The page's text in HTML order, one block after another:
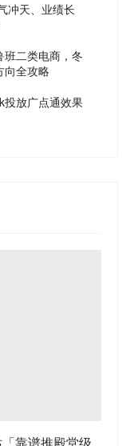
冲天、业绩长
班二类电商，冬
向全攻略
投放广点通效果